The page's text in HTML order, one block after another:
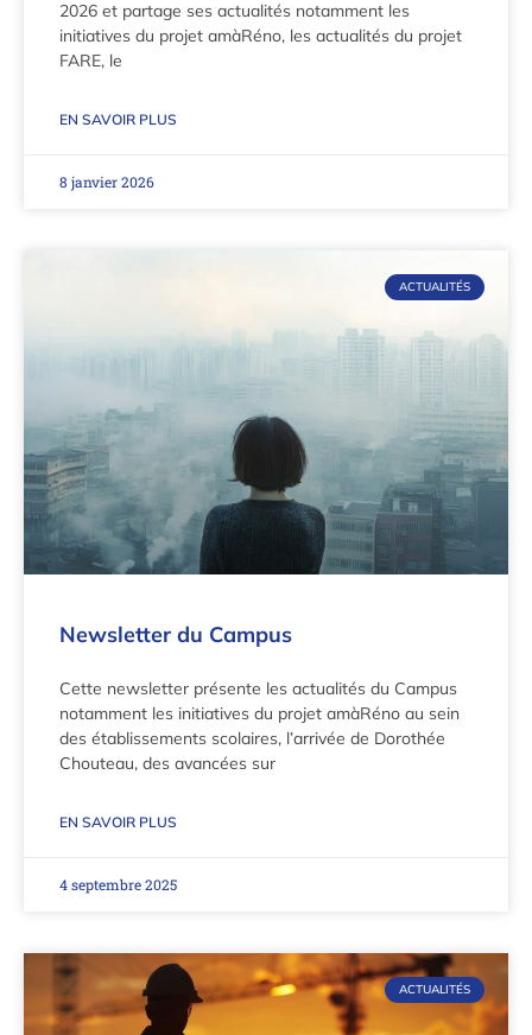
2026 et partage ses actualités notamment les
initiatives du projet amàRéno, les actualités du projet
FARE, le
EN SAVOIR PLUS
8 janvier 2026
ACTUALITÉS
Newsletter du Campus
Cette newsletter présente les actualités du Campus
notamment les initiatives du projet amàRéno au sein
des établissements scolaires, l’arrivée de Dorothée
Chouteau, des avancées sur
EN SAVOIR PLUS
4 septembre 2025
ACTUALITÉS